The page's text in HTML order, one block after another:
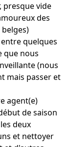
presque vide
des
quelques
que nous
(nous
mais passer et
agent(e)
de saison
deux
et nettoyer